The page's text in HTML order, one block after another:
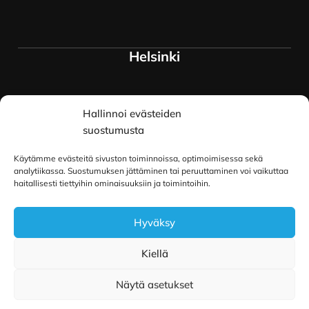
Hallinnoi evästeiden
suostumusta
Käytämme evästeitä sivuston toiminnoissa, optimoimisessa sekä
analytiikassa. Suostumuksen jättäminen tai peruuttaminen voi vaikuttaa
haitallisesti tiettyihin ominaisuuksiin ja toimintoihin.
Hyväksy
Kiellä
Näytä asetukset
Helsinki
Myymälä ja keskusvarasto
Siltavuorenranta 18
00170 Helsinki
Oulu
Kauppurienkatu 34
90100 Oulu